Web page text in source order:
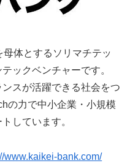
体とするソリマチテッ
ックベンチャーです。
ンスが活躍できる社会をつ
の力で中小企業・小規模
しています。
www.kaikei-bank.com/